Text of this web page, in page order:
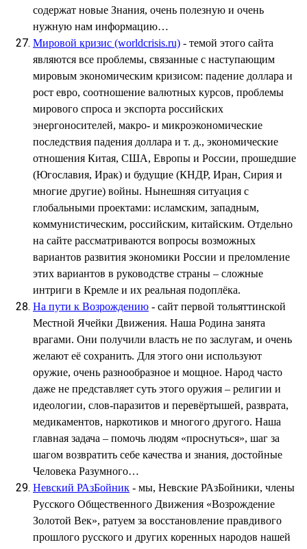
содержат новые Знания, очень полезную и очень
нужную нам информацию…
Мировой кризис (worldcrisis.ru) - темой этого сайта
являются все проблемы, связанные с наступающим
мировым экономическим кризисом: падение доллара и
рост евро, соотношение валютных курсов, проблемы
мирового спроса и экспорта российских
энергоносителей, макро- и микроэкономические
последствия падения доллара и т. д., экономические
отношения Китая, США, Европы и России, прошедшие
(Югославия, Ирак) и будущие (КНДР, Иран, Сирия и
многие другие) войны. Нынешняя ситуация с
глобальными проектами: исламским, западным,
коммунистическим, российским, китайским. Отдельно
на сайте рассматриваются вопросы возможных
вариантов развития экономики России и преломление
этих вариантов в руководстве страны – сложные
интриги в Кремле и их реальная подоплёка.
На пути к Возрождению - сайт первой тольяттинской
Местной Ячейки Движения. Наша Родина занята
врагами. Они получили власть не по заслугам, и очень
желают её сохранить. Для этого они используют
оружие, очень разнообразное и мощное. Народ часто
даже не представляет суть этого оружия – религии и
идеологии, слов-паразитов и перевёртышей, разврата,
медикаментов, наркотиков и многого другого. Наша
главная задача – помочь людям «проснуться», шаг за
шагом возвратить себе качества и знания, достойные
Человека Разумного…
Невский РАзБойник - мы, Невские РАзБойники, члены
Русского Общественного Движения «Возрождение
Золотой Век», ратуем за восстановление правдивого
прошлого русского и других коренных народов нашей